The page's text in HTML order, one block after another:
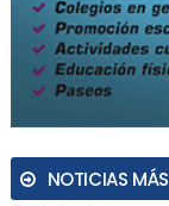
NOTICIAS